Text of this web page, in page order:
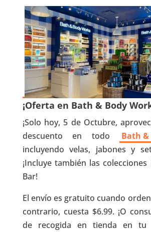
¡Oferta en Bath & Body
¡Solo hoy, 5 de Octubre,
descuento en todo
Bath &
incluyendo velas, jabones y
¡Incluye también las
Bar!
El envío es gratuito cuando
contrario, cuesta $6.99. ¡O
de recogida en tienda en tu